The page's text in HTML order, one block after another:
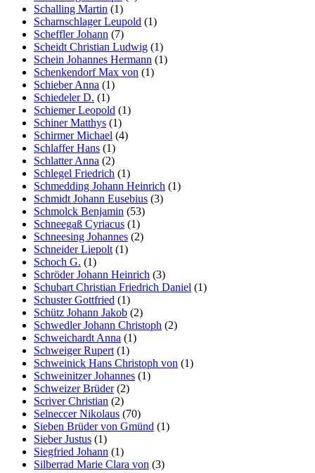
Schalling Martin (1)
Scharnschlager Leupold (1)
Scheffler Johann (7)
Scheidt Christian Ludwig (1)
Schein Johannes Hermann (1)
Schenkendorf Max von (1)
Schieber Anna (1)
Schiedeler D. (1)
Schiemer Leopold (1)
Schiner Matthys (1)
Schirmer Michael (4)
Schlaffer Hans (1)
Schlatter Anna (2)
Schlegel Friedrich (1)
Schmedding Johann Heinrich (1)
Schmidt Johann Eusebius (3)
Schmolck Benjamin (53)
Schneegaß Cyriacus (1)
Schneesing Johannes (2)
Schneider Liepolt (1)
Schoch G. (1)
Schröder Johann Heinrich (3)
Schubart Christian Friedrich Daniel (1)
Schuster Gottfried (1)
Schütz Johann Jakob (2)
Schwedler Johann Christoph (2)
Schweichardt Anna (1)
Schweiger Rupert (1)
Schweinick Hans Christoph von (1)
Schweinitzer Johannes (1)
Schweizer Brüder(2)
Scriver Christian (2)
Selneccer Nikolaus (70)
Sieben Brüder von Gmünd (1)
Sieber Justus (1)
Siegfried Johann (1)
Silberrad Marie Clara von (3)